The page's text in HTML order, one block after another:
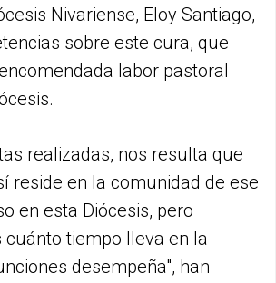
Nivariense, Eloy Santiago,
sobre este cura, que
labor pastoral
realizadas, nos resulta que
reside en la comunidad de ese
en esta Diócesis, pero
tiempo lleva en la
desempeña", han